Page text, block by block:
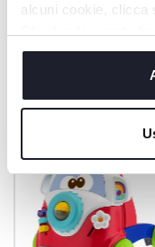
alcuni cookie, clicca
cookie tecnici,